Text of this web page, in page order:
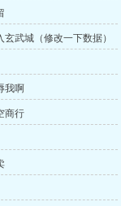
武城（修改一下数据）
我啊
商行